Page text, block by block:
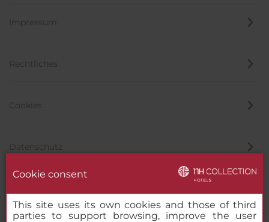
Impressum
Rechtliches
Cookies
Datenschutz
Cookie consent
This site uses its own cookies and those of third
parties to support browsing, improve the user